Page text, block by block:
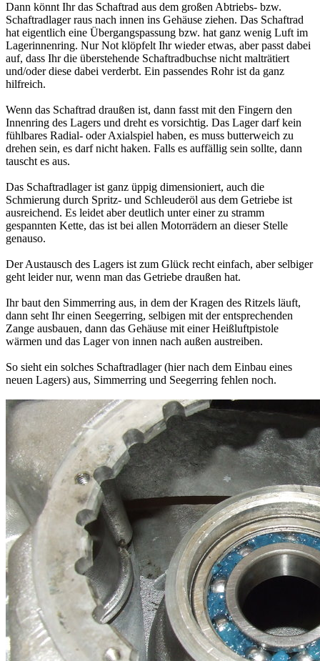
Dann könnt Ihr das Schaftrad aus dem großen Abtriebs- bzw.
Schaftradlager raus nach innen ins Gehäuse ziehen. Das Schaftrad
hat eigentlich eine Übergangspassung bzw. hat ganz wenig Luft im
Lagerinnenring. Nur Not klöpfelt Ihr wieder etwas, aber passt dabei
auf, dass Ihr die überstehende Schaftradbuchse nicht malträtiert
und/oder diese dabei verderbt. Ein passendes Rohr ist da ganz
hilfreich.
Wenn das Schaftrad draußen ist, dann fasst mit den Fingern den
Innenring des Lagers und dreht es vorsichtig. Das Lager darf kein
fühlbares Radial- oder Axialspiel haben, es muss butterweich zu
drehen sein, es darf nicht haken. Falls es auffällig sein sollte, dann
tauscht es aus.
Das Schaftradlager ist ganz üppig dimensioniert, auch die
Schmierung durch Spritz- und Schleuderöl aus dem Getriebe ist
ausreichend. Es leidet aber deutlich unter einer zu stramm
gespannten Kette, das ist bei allen Motorrädern an dieser Stelle
genauso.
Der Austausch des Lagers ist zum Glück recht einfach, aber selbiger
geht leider nur, wenn man das Getriebe draußen hat.
Ihr baut den Simmerring aus, in dem der Kragen des Ritzels läuft,
dann seht Ihr einen Seegerring, selbigen mit der entsprechenden
Zange ausbauen, dann das Gehäuse mit einer Heißluftpistole
wärmen und das Lager von innen nach außen austreiben.
So sieht ein solches Schaftradlager (hier nach dem Einbau eines
neuen Lagers) aus, Simmerring und Seegerring fehlen noch.